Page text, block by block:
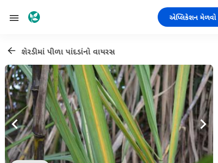
એપ્લિકેશન મેળવો
શેરડીમાં પીળા પાંદડાંનો વાયરસ